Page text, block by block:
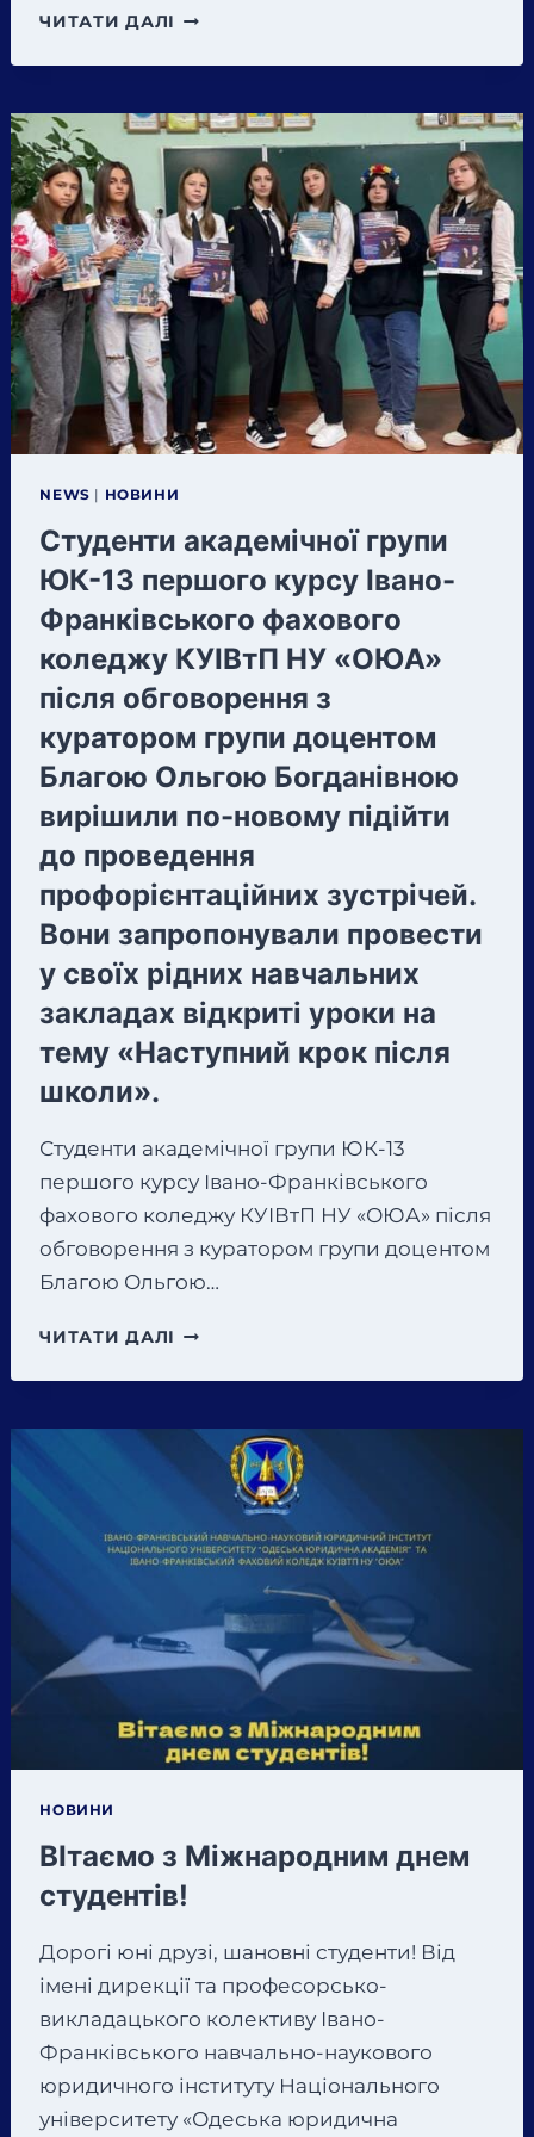
ЧИТАТИ ДАЛІ НАПРИКІНЦІ
ТИЖНЯ
ІВАНО-
ФРАНКІВСЬКОГО
НАВЧАЛЬНО-
НАУКОВОГО
ЮРИДИЧНОГО
ІНСТИТУТУ
НАЦІОНАЛЬНОГО
УНІВЕРСИТЕТУ
«ОДЕСЬКА
ЮРИДИЧНА
АКАДЕМІЯ»
ДОКТОР
ЮРИДИЧНИХ
САВЧУК
МИХАЙЛОВИЧ
ВЗЯВ
УЧАСТЬ
В
УРОЧИСТОСТЯХ
ПРИСВЯЧЕНИХ
РІЧЧЮ
СТВОРЕННЯ
УНІВЕРСИТЕТУ
ІНТЕЛЕКТУАЛЬНОЇ
ТА
ПРАВА
НУ«ОЮА».
NEWS | НОВИНИ
Студенти академічної групи
ЮК-13 першого курсу Івано-
Франківського фахового
коледжу КУІВтП НУ «ОЮА»
після обговорення з
куратором групи доцентом
Благою Ольгою Богданівною
вирішили по-новому підійти
до проведення
профорієнтаційних зустрічей.
Вони запропонували провести
у своїх рідних навчальних
закладах відкриті уроки на
тему «Наступний крок після
школи».
Студенти академічної групи ЮК-13
першого курсу Івано-Франківського
фахового коледжу КУІВтП НУ «ОЮА» після
обговорення з куратором групи доцентом
Благою Ольгою…
ЧИТАТИ ДАЛІ СТУДЕНТИ
ГРУПИ
ПЕРШОГО
КУРСУ
ІВАНО-
ФРАНКІВСЬКОГО
ФАХОВОГО
НУ
«ОЮА»
ОБГОВОРЕННЯ
З
КУРАТОРОМ
БЛАГОЮ
ОЛЬГОЮ
БОГДАНІВНОЮ
ПО-
НОВОМУ
ПІДІЙТИ
ДО
ПРОФОРІЄНТАЦІЙНИХ
ЗУСТРІЧЕЙ.
НОВИНИ
ВІтаємо з Міжнародним днем
студентів!
Дорогі юні друзі, шановні студенти! Від
імені дирекції та професорсько-
викладацького колективу Івано-
Франківського навчально-наукового
юридичного інституту Національного
університету «Одеська юридична